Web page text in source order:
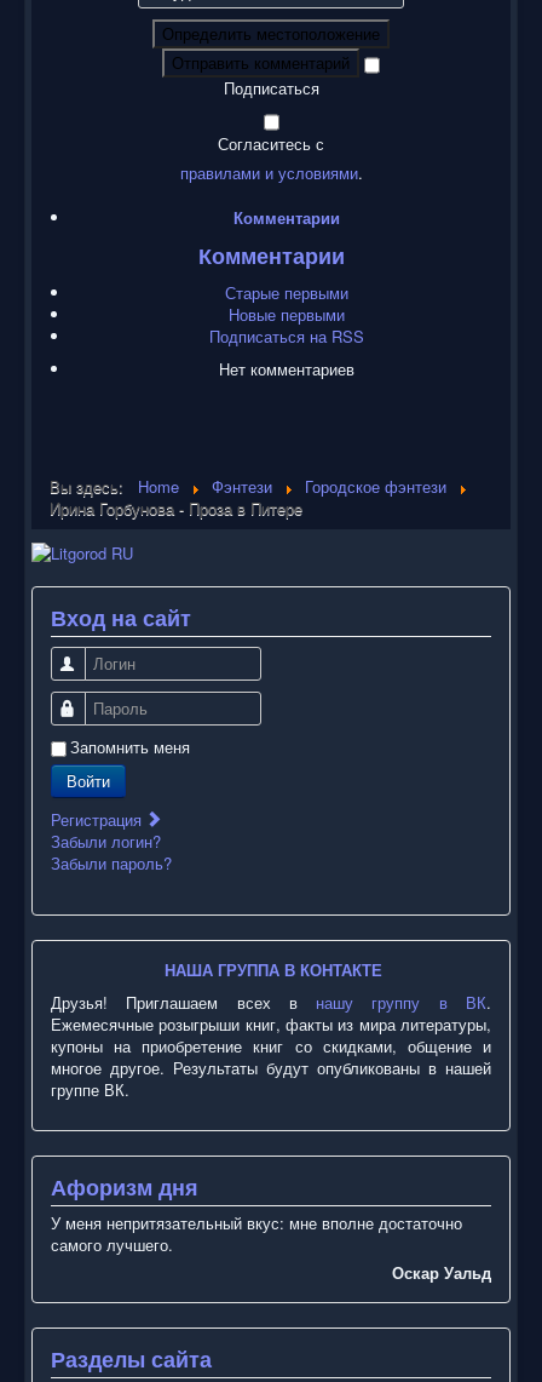
Определить местоположение
Отправить комментарий
Подписаться
Согласитесь с
правилами и условиями.
Комментарии
Комментарии
Старые первыми
Новые первыми
Подписаться на RSS
Нет комментариев
Вы здесь: Home Фэнтези
Городское фэнтези
Ирина Горбунова - Проза в Питере
Вход на сайт
Логин
Пароль
Запомнить меня
Войти
Регистрация
Забыли логин?
Забыли пароль?
НАША ГРУППА В КОНТАКТЕ
Друзья! Приглашаем всех в нашу группу в ВК.
Ежемесячные розыгрыши книг, факты из мира литературы,
купоны на приобретение книг со скидками, общение и
многое другое. Результаты будут опубликованы в нашей
группе ВК.
Афоризм дня
У меня непритязательный вкус: мне вполне достаточно
самого лучшего.
Оскар Уальд
Разделы сайта